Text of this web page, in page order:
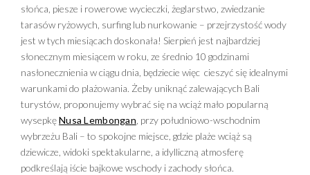
słońca, piesze i rowerowe wycieczki, żeglarstwo, zwiedzanie
tarasów ryżowych, surfing lub nurkowanie – przejrzystość wody
jest w tych miesiącach doskonała! Sierpień jest najbardziej
słonecznym miesiącem w roku, ze średnio 10 godzinami
nasłonecznienia w ciągu dnia, będziecie więc cieszyć się idealnymi
warunkami do plażowania. Żeby uniknąć zalewających Bali
turystów, proponujemy wybrać się na wciąż mało popularną
wysepkęNusa Lembongan , przy południowo-wschodnim
wybrzeżu Bali – to spokojne miejsce, gdzie plaże wciąż są
dziewicze, widoki spektakularne, a idylliczną atmosferę
podkreślają iście bajkowe wschody i zachody słońca.